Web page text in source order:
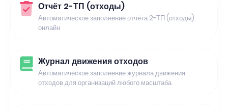
Отчёт 2-ТП (отходы)
Автоматическое заполнение отчёта 2-ТП (отходы)
онлайн
Журнал движения отходов
Автоматическое заполнение журнала движения
отходов для организаций любого масштаба